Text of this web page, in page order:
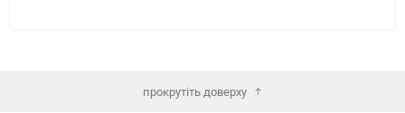
прокрутіть доверху